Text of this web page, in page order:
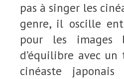
pas à singer les
genre, il oscille
pour les images
d’équilibre avec
cinéaste japonais